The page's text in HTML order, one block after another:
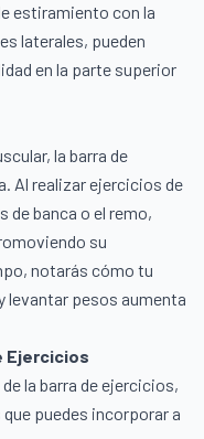
estiramiento con la
laterales, pueden
en la parte superior
la barra de
Al realizar ejercicios de
de banca o el remo,
su
notarás cómo tu
levantar pesos aumenta
Ejercicios
la barra de ejercicios,
puedes incorporar a